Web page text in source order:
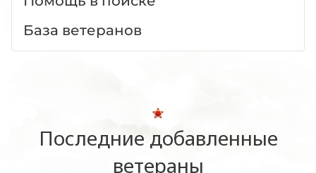
База ветеранов
Последние добавленные
ветераны